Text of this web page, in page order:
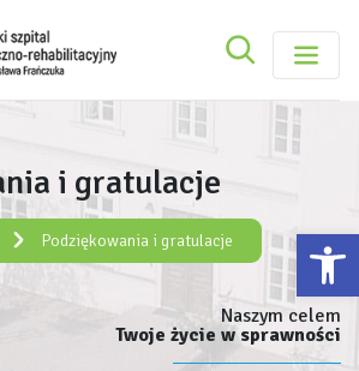
Ortopedyczno-Szukaj
Szukaj
Rejestracja elektroniczna:
e-rejestracja
i gratulacje
Podziękowania i gratulacje
Naszym celem
Twoje życie w sprawności